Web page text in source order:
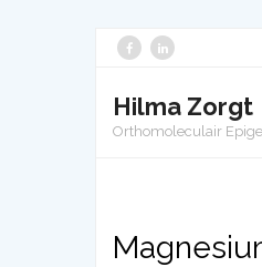
Hilma Zorgt
Orthomoleculair